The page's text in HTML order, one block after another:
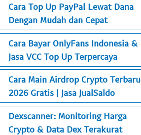
Cara Top Up PayPal Lewat Dana
Dengan Mudah dan Cepat
Cara Bayar OnlyFans Indonesia &
Jasa VCC Top Up Terpercaya
Cara Main Airdrop Crypto Terbaru
2026 Gratis | Jasa JualSaldo
Dexscanner: Monitoring Harga
Crypto & Data Dex Terakurat